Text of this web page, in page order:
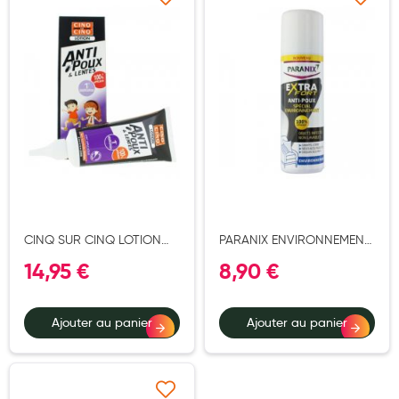
Aromathérapie
Diététique minceur
Phytothérapie
Régimes médicaux
Gemmothérapie
Compléments alimentaires
Médicaments et Santé
Premiers soins
CINQ SUR CINQ LOTION
14,95 €
Ajouter au panier
Ajouter à ma liste d’envie
PARANIX ENVIRONNEMENT
8,90 €
Ajouter au panier
Ajouter à ma liste